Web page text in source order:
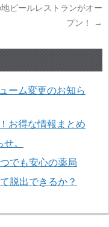
ビールレストランがオー
プン！
→
ーム変更のお知ら
お得な情報まとめ
。
でも安心の薬局
脱出できるか？